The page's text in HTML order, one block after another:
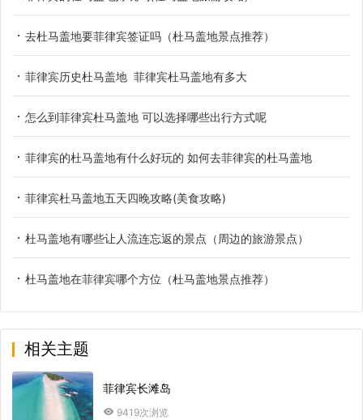
去杜马盖地要菲律宾签证吗（杜马盖地景点推荐）
菲律宾历史杜马盖地 菲律宾杜马盖地有多大
怎么到菲律宾杜马盖地 可以选择哪些出行方式呢
菲律宾的杜马盖地有什么好玩的 如何去菲律宾的杜马盖地
菲律宾杜马盖地五天四晚攻略(美食攻略)
杜马盖地有哪些让人流连忘返的景点（周边的旅游景点）
杜马盖地在菲律宾哪个方位（杜马盖地景点推荐）
相关主题
菲律宾长滩岛
9419次浏览